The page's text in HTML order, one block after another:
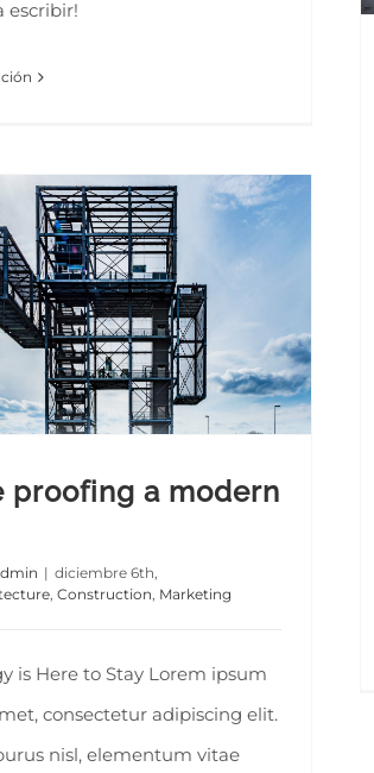
escribir!
proofing a modern
| diciembre 6th,
Construction Marketing
is Here to Stay Lorem ipsum
consectetur adipiscing elit.
nisl, elementum vitae